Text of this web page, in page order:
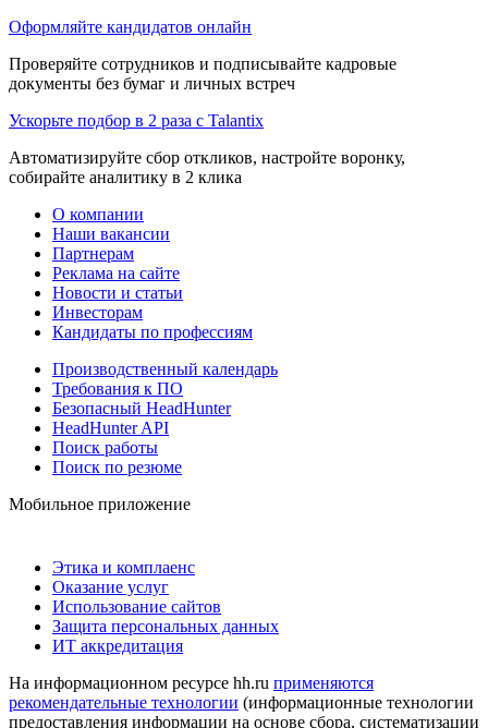
Оформляйте кандидатов онлайн
Проверяйте сотрудников и подписывайте кадровые
документы без бумаг и личных встреч
Ускорьте подбор в 2 раза с Talantix
Автоматизируйте сбор откликов, настройте воронку,
собирайте аналитику в 2 клика
О компании
Наши вакансии
Партнерам
Реклама на сайте
Новости и статьи
Инвесторам
Кандидаты по профессиям
Производственный календарь
Требования к ПО
Безопасный HeadHunter
HeadHunter API
Поиск работы
Поиск по резюме
Мобильное приложение
Этика и комплаенс
Оказание услуг
Использование сайтов
Защита персональных данных
ИТ аккредитация
На информационном ресурсе hh.ru применяются
рекомендательные технологии (информационные технологии
предоставления информации на основе сбора, систематизации